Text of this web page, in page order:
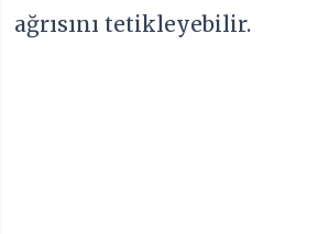
ağrısını tetikleyebilir.